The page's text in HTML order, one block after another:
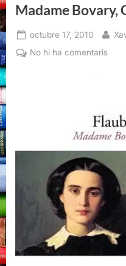
Madame Bovary,
Posted
on
octubre 17, 2010 By
No hi ha comentarisa